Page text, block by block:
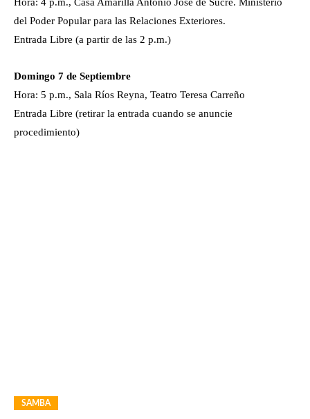
del Poder Popular para las Relaciones Exteriores.
Entrada Libre (a partir de las 2 p.m.)
Domingo 7 de Septiembre
Hora: 5 p.m., Sala Ríos Reyna, Teatro Teresa Carreño
Entrada Libre (retirar la entrada cuando se anuncie
procedimiento)
SAMBA